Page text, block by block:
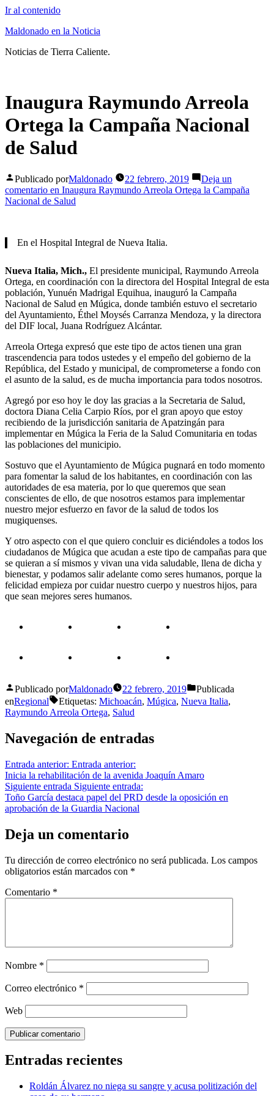
Ir al contenido
Maldonado en la Noticia
Noticias de Tierra Caliente.
Inaugura Raymundo Arreola
Ortega la Campaña Nacional
de Salud
Publicado porMaldonado 22 febrero, 2019
Deja un
comentario en Inaugura Raymundo Arreola Ortega la Campaña
Nacional de Salud
En el Hospital Integral de Nueva Italia.
Nueva Italia, Mich., El presidente municipal, Raymundo Arreola
Ortega, en coordinación con la directora del Hospital Integral de esta
población, Yunuén Madrigal Equihua, inauguró la Campaña
Nacional de Salud en Múgica, donde también estuvo el secretario
del Ayuntamiento, Éthel Moysés Carranza Mendoza, y la directora
del DIF local, Juana Rodríguez Alcántar.
Arreola Ortega expresó que este tipo de actos tienen una gran
trascendencia para todos ustedes y el empeño del gobierno de la
República, del Estado y municipal, de comprometerse a fondo con
el asunto de la salud, es de mucha importancia para todos nosotros.
Agregó por eso hoy le doy las gracias a la Secretaria de Salud,
doctora Diana Celia Carpio Ríos, por el gran apoyo que estoy
recibiendo de la jurisdicción sanitaria de Apatzingán para
implementar en Múgica la Feria de la Salud Comunitaria en todas
las poblaciones del municipio.
Sostuvo que el Ayuntamiento de Múgica pugnará en todo momento
para fomentar la salud de los habitantes, en coordinación con las
autoridades de esa materia, por lo que queremos que sean
conscientes de ello, de que nosotros estamos para implementar
nuestro mejor esfuerzo en favor de la salud de todos los
mugiquenses.
Y otro aspecto con el que quiero concluir es diciéndoles a todos los
ciudadanos de Múgica que acudan a este tipo de campañas para que
se quieran a sí mismos y vivan una vida saludable, llena de dicha y
bienestar, y podamos salir adelante como seres humanos, porque la
felicidad empieza por cuidar nuestro cuerpo y nuestros hijos, para
que sean mejores seres humanos.
Publicado porMaldonado 22 febrero, 2019
Publicada
enRegional Etiquetas: Michoacán, Múgica, Nueva Italia,
Raymundo Arreola Ortega, Salud
Navegación de entradas
Entrada anterior: Entrada anterior:
Inicia la rehabilitación de la avenida Joaquín Amaro
Siguiente entrada Siguiente entrada:
Toño García destaca papel del PRD desde la oposición en
aprobación de la Guardia Nacional
Deja un comentario
Tu dirección de correo electrónico no será publicada. Los campos
obligatorios están marcados con *
Comentario *
Nombre *
Correo electrónico *
Web
Entradas recientes
Roldán Álvarez no niega su sangre y acusa politización del